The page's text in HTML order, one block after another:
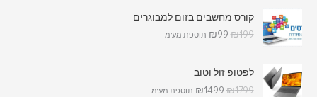
קורס מחשבים בזום למבוגרים
₪199
₪99 תוספת מע"מ
לפטופ זול וטוב
₪1799
₪1499 תוספת מע"מ